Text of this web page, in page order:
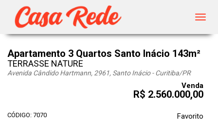
Apartamento 3 Quartos Santo Inácio 143m²
TERRASSE NATURE
Avenida Cândido Hartmann, 2961, Santo Inácio - Curitiba/PR
Venda
R$ 2.560.000,00
CÓDIGO: 7070 Favorito